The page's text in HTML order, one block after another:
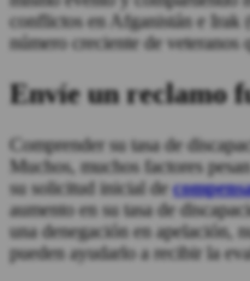
conflictos en Afganistán e Irak
número creciente de veteranos
Envíe un reclamo
Comprender su tasa de
Muchos, muchos factores
su solicitud inicial de
aumento en su tasa de
una denegación en apelación,
pueden ayudarlo a recibir la